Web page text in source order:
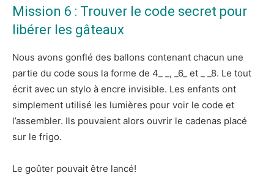
Mission 6 : Trouver le code secret pour
libérer les gâteaux
Nous avons gonflé des ballons contenant chacun une
partie du code sous la forme de 4_ _, _6_ et _ _8. Le tout
écrit avec un stylo à encre invisible. Les enfants ont
simplement utilisé les lumières pour voir le code et
l’assembler. Ils pouvaient alors ouvrir le cadenas placé
sur le frigo.
Le goûter pouvait être lancé!